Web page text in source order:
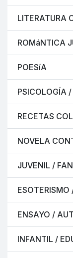
LITERATURA
ROMáNTICA
POESíA
PSICOLOGÍA
RECETAS
NOVELA
JUVENIL /
ESOTERISMO
ENSAYO /
INFANTIL /